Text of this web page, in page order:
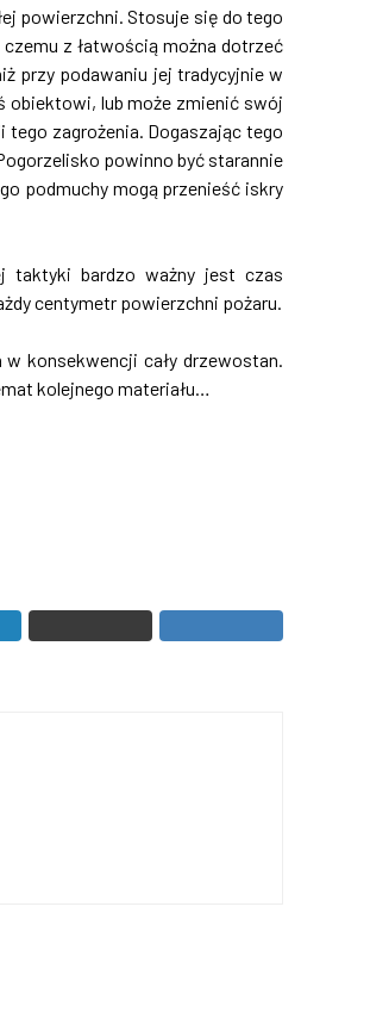
powierzchni. Stosuje się do tego
z łatwością można dotrzeć
przy podawaniu jej tradycyjnie w
obiektowi, lub może zmienić swój
zagrożenia. Dogaszając tego
powinno być starannie
podmuchy mogą przenieść iskry
taktyki bardzo ważny jest czas
centymetr powierzchni pożaru.
konsekwencji cały drzewostan.
kolejnego materiału…